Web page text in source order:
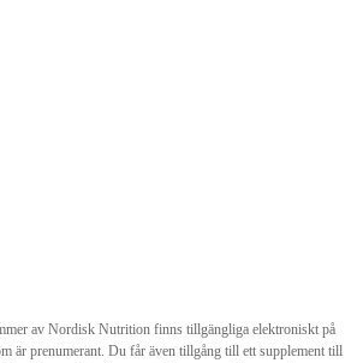
av Nordisk Nutrition finns tillgängliga elektroniskt på
är prenumerant. Du får även tillgång till ett supplement till